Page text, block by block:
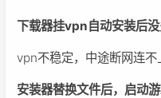
下载器挂vpn自动安装后
vpn不稳定，中途断网连
安装器替换文件后，启动